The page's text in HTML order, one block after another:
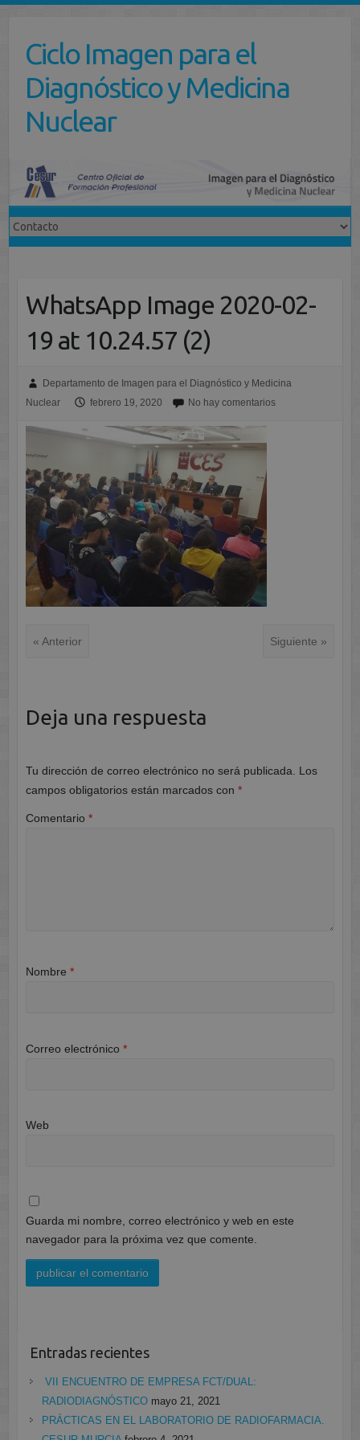
contenidoCiclo Imagen para el
Diagnóstico y Medicina
Nuclear
WhatsApp Image 2020-02-
19 at 10.24.57 (2)
Departamento de Imagen para el Diagnóstico y Medicina
Nuclear
febrero 19, 2020 No hay comentarios
« Anterior Siguiente »
Deja una respuesta
Tu dirección de correo electrónico no será publicada.
Los
campos obligatorios están marcados con *
Comentario *
Nombre *
Correo electrónico *
Web
Guarda mi nombre, correo electrónico y web en este
navegador para la próxima vez que comente.
Entradas recientes
VII ENCUENTRO DE EMPRESA FCT/DUAL:
RADIODIAGNÓSTICO mayo 21, 2021
PRÁCTICAS EN EL LABORATORIO DE RADIOFARMACIA.